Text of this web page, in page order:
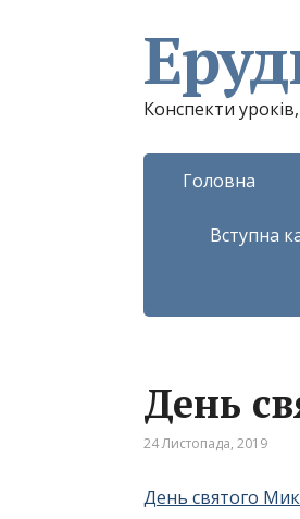
Конспекти
Головна
Вступна
День
24 Листопада, 2019
День святого